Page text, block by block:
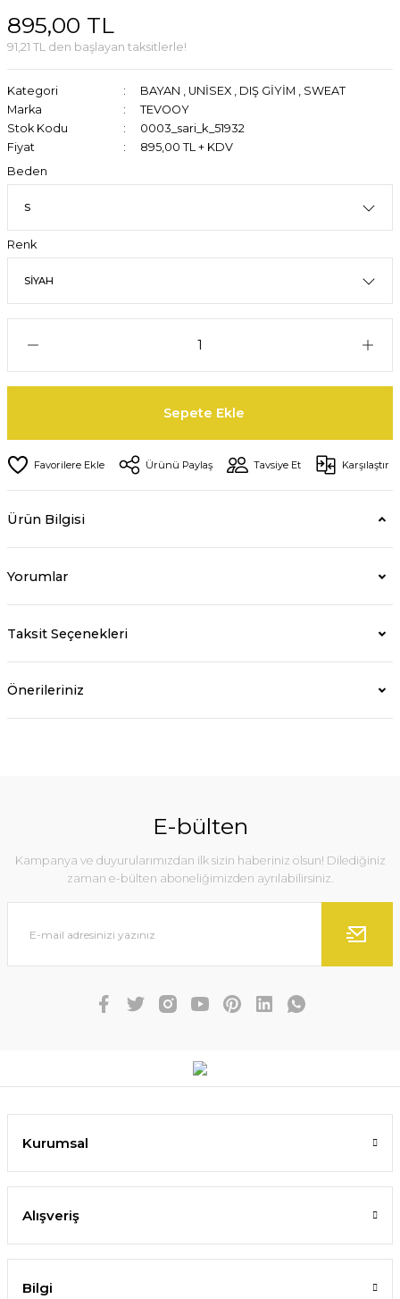
895,00 TL
91,21 TL den başlayan taksitlerle!
Kategori BAYAN , UNİSEX , DIŞ GİYİM , SWEAT
Marka
TEVOOY
Stok Kodu
0003_sari_k_51932
Fiyat
895,00 TL + KDV
Beden
Renk
Sepete Ekle
Ürünü Paylaş Tavsiye Et Karşılaştır
Ürün Bilgisi
Yorumlar
Taksit Seçenekleri
Önerileriniz
E-bülten
Kampanya ve duyurularımızdan ilk sizin haberiniz olsun! Dilediğiniz
zaman e-bülten aboneliğimizden ayrılabilirsiniz.
Kurumsal
Alışveriş
Bilgi